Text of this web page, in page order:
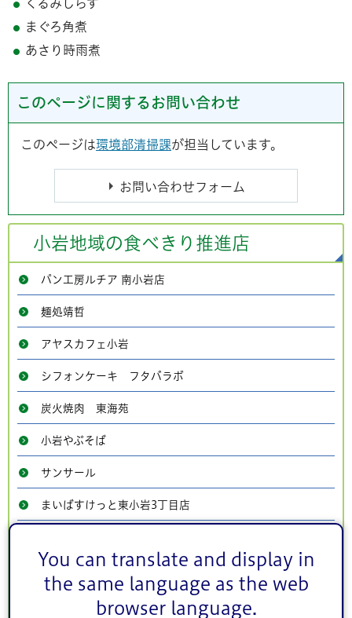
You can translate and display in
the same language as the web
browser language.
くるみしらす
まぐろ角煮
あさり時雨煮
このページに関するお問い合わせ
このページは環境部清掃課が担当しています。
小岩地域の食べきり推進店
パン工房ルチア 南小岩店
麺処靖哲
アヤスカフェ小岩
シフォンケーキ フタバラボ
炭火焼肉 東海苑
小岩やぶそば
サンサール
まいばすけっと東小岩3丁目店
サミットストア西小岩店
イトーヨーカドー小岩店